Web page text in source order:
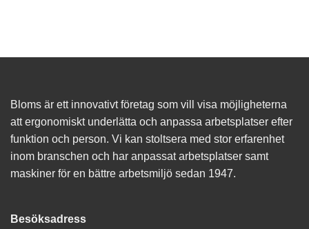
Bloms är ett innovativt företag som vill visa möjligheterna
att ergonomiskt underlätta och anpassa arbetsplatser efter
funktion och person. Vi kan stoltsera med stor erfarenhet
inom branschen och har anpassat arbetsplatser samt
maskiner för en bättre arbetsmiljö sedan 1947.
Besöksadress